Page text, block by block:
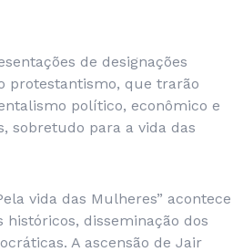
de designações
protestantismo, que trarão
político, econômico e
sobretudo para a vida das
vida das Mulheres” acontece
disseminação dos
A ascensão de Jair